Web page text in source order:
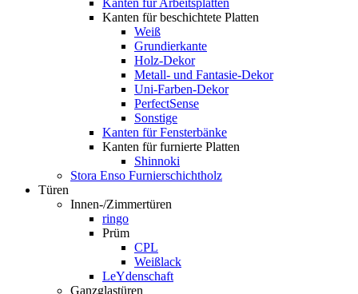
Kanten für beschichtete Platten
Weiß
Grundierkante
Holz-Dekor
Metall- und Fantasie-Dekor
Uni-Farben-Dekor
PerfectSense
Sonstige
Kanten für Fensterbänke
Kanten für furnierte Platten
Shinnoki
Stora Enso Furnierschichtholz
Türen
Innen-/Zimmertüren
ringo
Prüm
CPL
Weißlack
LeYdenschaft
Ganzglastüren